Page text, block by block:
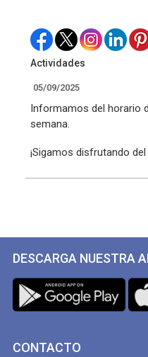
Actividades
05/09/2025
Informamos del horario
semana.
¡Sigamos disfrutando
DESCARGA NUESTRA
CONTACTO